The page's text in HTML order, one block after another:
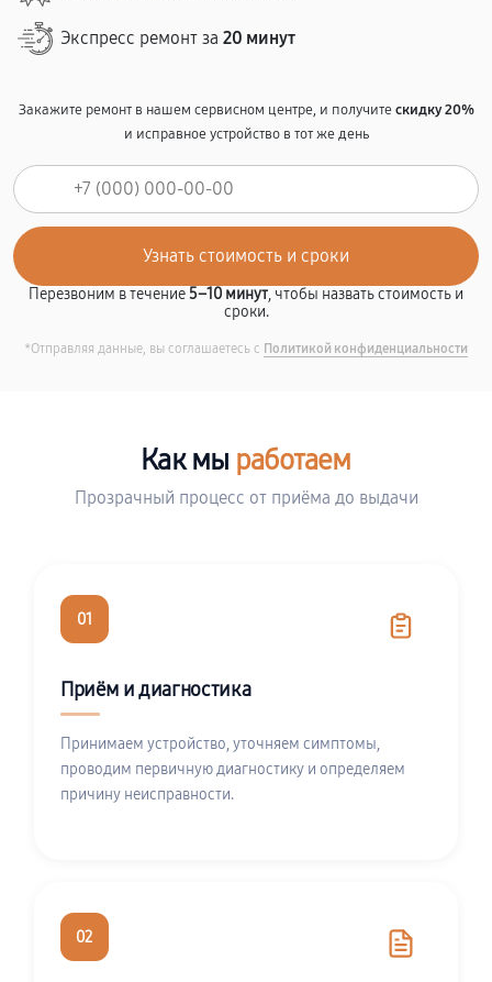
Экспресс ремонт за 20 минут
Закажите ремонт в нашем сервисном центре, и получитескидку 20%
и исправное устройство в тот же день
Перезвоним в течение5–10 минут, чтобы назвать стоимость и
сроки.
*Отправляя данные, вы соглашаетесь с Политикой конфиденциальности
Как мы работаем
Прозрачный процесс от приёма до выдачи
01
Приём и диагностика
Принимаем устройство, уточняем симптомы,
проводим первичную диагностику и определяем
причину неисправности.
02